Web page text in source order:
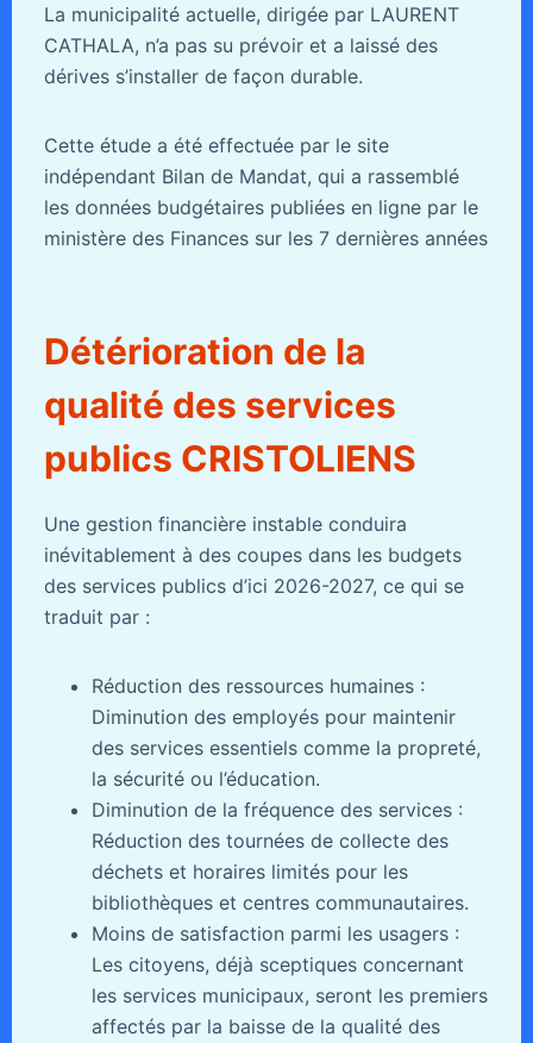
La municipalité actuelle, dirigée par LAURENT
CATHALA, n’a pas su prévoir et a laissé des
dérives s’installer de façon durable.
Cette étude a été effectuée par le site
indépendant Bilan de Mandat, qui a rassemblé
les données budgétaires publiées en ligne par le
ministère des Finances sur les 7 dernières années
Détérioration de la
qualité des services
publics CRISTOLIENS
Une gestion financière instable conduira
inévitablement à des coupes dans les budgets
des services publics d’ici 2026-2027, ce qui se
traduit par :
Réduction des ressources humaines :
Diminution des employés pour maintenir
des services essentiels comme la propreté,
la sécurité ou l’éducation.
Diminution de la fréquence des services :
Réduction des tournées de collecte des
déchets et horaires limités pour les
bibliothèques et centres communautaires.
Moins de satisfaction parmi les usagers :
Les citoyens, déjà sceptiques concernant
les services municipaux, seront les premiers
affectés par la baisse de la qualité des